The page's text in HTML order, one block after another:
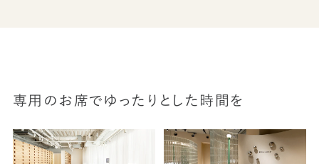
専用のお席でゆったりとした時間を